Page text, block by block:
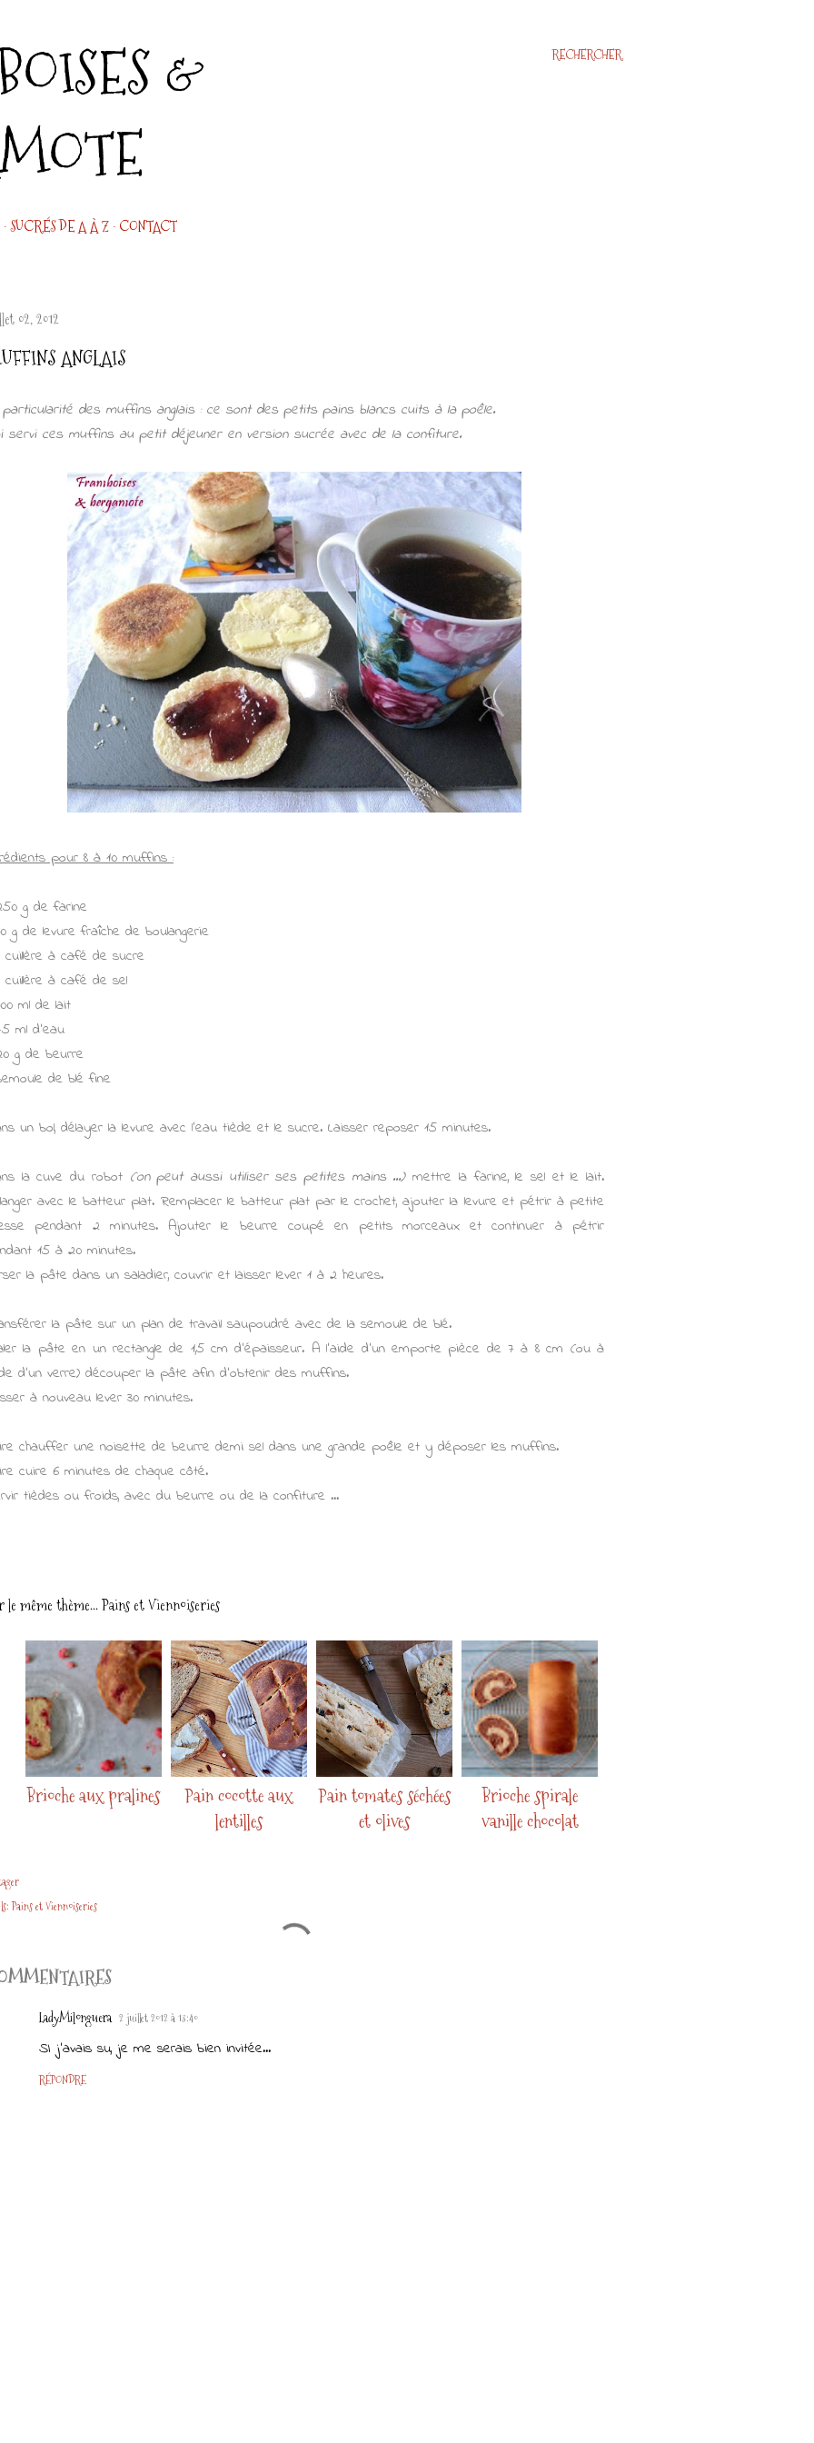
RECHERCHER
&
SUCRÉS DE A À Z CONTACT
02, 2012
ANGLAIS
particularité des muffins anglais : ce sont des petits pains blancs cuits à la poêle.
servi ces muffins au petit déjeuner en version sucrée avec de la confiture.
pour 8 à 10 muffins :
g de farine
g de levure fraîche de boulangerie
cuillère à café de sucre
cuillère à café de sel
ml de lait
ml d'eau
g de beurre
de blé fine
un bol, délayer la levure avec l'eau tiède et le sucre. Laisser reposer 15 minutes.
la cuve du robot (on peut aussi utiliser ses petites mains ...)mettre la farine, le sel et le lait.
avec le batteur plat. Remplacer le batteur plat par le crochet, ajouter la levure et pétrir à petite
pendant 2 minutes. Ajouter le beurre coupé en petits morceaux et continuer à pétrir
15 à 20 minutes.
la pâte dans un saladier, couvrir et laisser lever 1 à 2 heures.
la pâte sur un plan de travail saupoudré avec de la semoule de blé.
la pâte en un rectangle de 1,5 cm d'épaisseur. A l'aide d'un emporte pièce de 7 à 8 cm (ou à
d'un verre) découper la pâte afin d'obtenir des muffins.
à nouveau lever 30 minutes.
chauffer une noisette de beurre demi sel dans une grande poêle et y déposer les muffins.
cuire 6 minutes de chaque côté.
tièdes ou froids, avec du beurre ou de la confiture ...
le même thème...Pains et Viennoiseries
Brioche aux pralines
Pain cocotte aux
lentilles
Pain tomates séchées
et olives
Brioche spirale
vanille chocolat
Pains et Viennoiseries
LadyMilonguera 2 juillet 2012 à 13:40
SI j'avais su, je me serais bien invitée...
RÉPONDRE